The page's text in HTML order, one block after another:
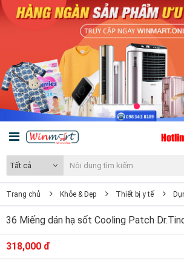
Tất cả
Trang chủ Khỏe & Đẹp Thiết bị y tế
36 Miếng dán hạ sốt Cooling Patch
318,000 đ